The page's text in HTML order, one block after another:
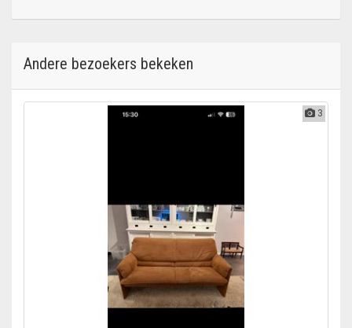
Andere bezoekers bekeken
3